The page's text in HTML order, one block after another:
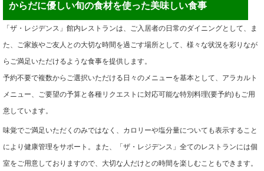
からだに優しい旬の食材を使った美味しい食事
「ザ・レジデンス」館内レストランは、ご入居者の日常のダイニングとして、ま
た、ご家族やご友人との大切な時間を過ごす場所として、様々な状況を彩りなが
らご満足いただけるような食事を提供します。
予約不要で複数からご選択いただける日々のメニューを基本として、アラカルト
メニュー、ご要望の予算と各種リクエストに対応可能な特別料理(要予約)もご用
意しています。
味覚でご満足いただくのみではなく、カロリーや塩分量についても表示すること
により健康管理をサポート。また、「ザ・レジデンス」全てのレストランには個
室をご用意しておりますので、大切な人だけとの時間を楽しむこともできます。